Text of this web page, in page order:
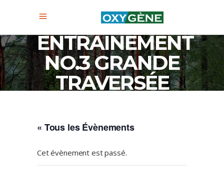
ENTRAINEMENT
NO.3 GRANDE
TRAVERSÉE
« Tous les Évènements
Cet évènement est passé.